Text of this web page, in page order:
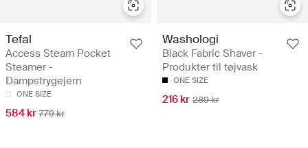
Tefal
Access Steam Pocket
Steamer -
Dampstrygejern
ONE SIZE
584 kr 779 kr
Washologi
Black Fabric Shaver -
Produkter til tøjvask
ONE SIZE
216 kr 289 kr